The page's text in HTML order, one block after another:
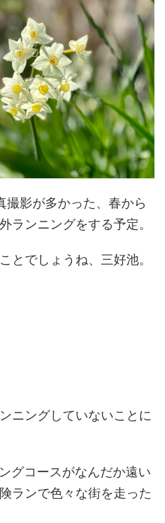
撮影が多かった、春から
ランニングをする予定。
とでしょうね、三好池。
ニングしていないことに
グコースがなんだか遠い
ランで色々な街を走った